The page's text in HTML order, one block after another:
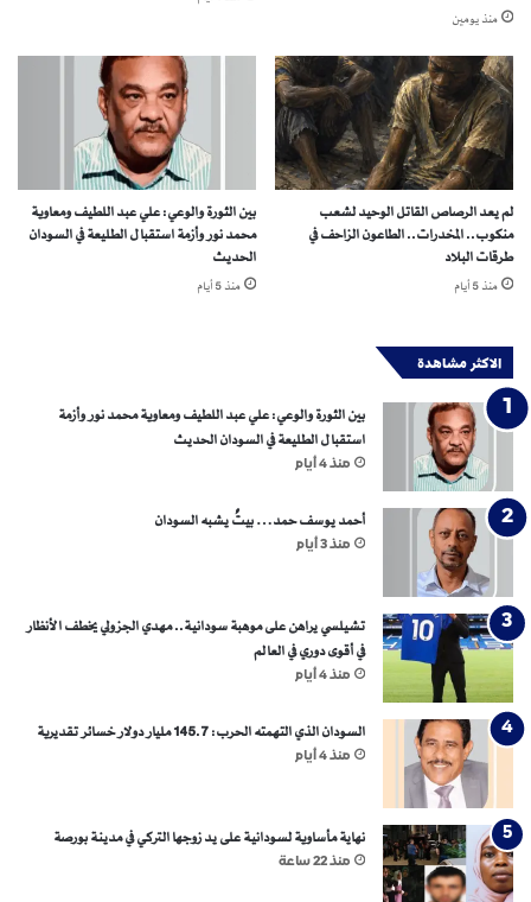
ي
ا
ن
ه
ن
ة
ي
ة
ر
ة
ل
س
ا
ن
منذ يومين
لم يعد الرصاص القاتل الوحيد لشعب
منكوب.. المخدرات.. الطاعون الزاحف في
طرقات البلاد
منذ 5 أيام
بين الثورة والوعي: علي عبد اللطيف ومعاوية
محمد نور وأزمة استقبال الطليعة في السودان
الحديث
منذ 5 أيام
الاكثر مشاهدة
بين الثورة والوعي: علي عبد اللطيف ومعاوية محمد نور وأزمة
استقبال الطليعة في السودان الحديث
منذ 4 أيام
أحمد يوسف حمد… بيتٌ يشبه السودان
منذ 3 أيام
تشيلسي يراهن على موهبة سودانية.. مهدي الجزولي يخطف الأنظار
في أقوى دوري في العالم
منذ 4 أيام
السودان الذي التهمته الحرب: 145.7 مليار دولار خسائر تقديرية
منذ 4 أيام
نهاية مأساوية لسودانية على يد زوجها التركي في مدينة بورصة
منذ 22 ساعة